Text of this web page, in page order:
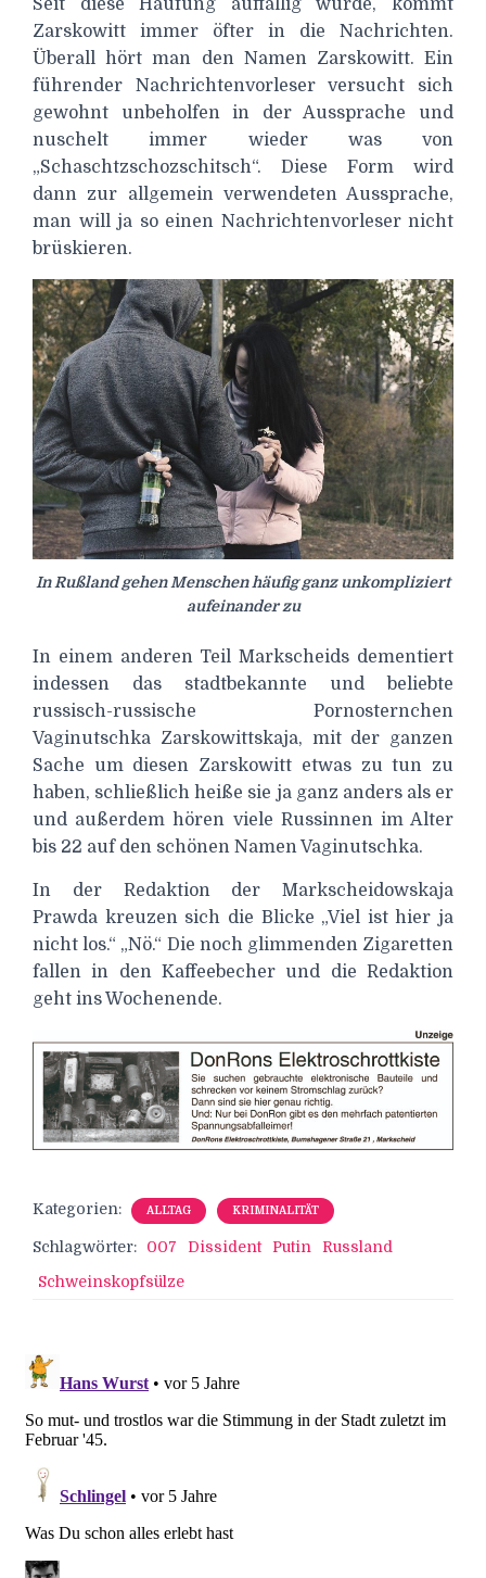
Zarskowitt immer öfter in die Nachrichten.
Überall hört man den Namen Zarskowitt. Ein
führender Nachrichtenvorleser versucht sich
gewohnt unbeholfen in der Aussprache und
nuschelt immer wieder was von
„Schaschtzschozschitsch“. Diese Form wird
dann zur allgemein verwendeten Aussprache,
man will ja so einen Nachrichtenvorleser nicht
brüskieren.
In Rußland gehen Menschen häufig ganz unkompliziert
aufeinander zu
In einem anderen Teil Markscheids dementiert
indessen das stadtbekannte und beliebte
russisch-russische Pornosternchen
Vaginutschka Zarskowittskaja, mit der ganzen
Sache um diesen Zarskowitt etwas zu tun zu
haben, schließlich heiße sie ja ganz anders als er
und außerdem hören viele Russinnen im Alter
bis 22 auf den schönen Namen Vaginutschka.
In der Redaktion der Markscheidowskaja
Prawda kreuzen sich die Blicke „Viel ist hier ja
nicht los.“ „Nö.“ Die noch glimmenden Zigaretten
fallen in den Kaffeebecher und die Redaktion
geht ins Wochenende.
Kategorien: ALLTAG KRIMINALITÄT
Schlagwörter: 007 Dissident Putin
Russland
Schweinskopfsülze